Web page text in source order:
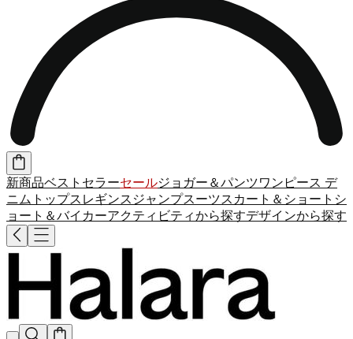
新商品ベストセラーセールジョガー＆パンツワンピース デ
ニム トップス レギンス ジャンプスーツスカート＆ショート シ
ョート＆バイカーアクティビティから探すデザインから探す